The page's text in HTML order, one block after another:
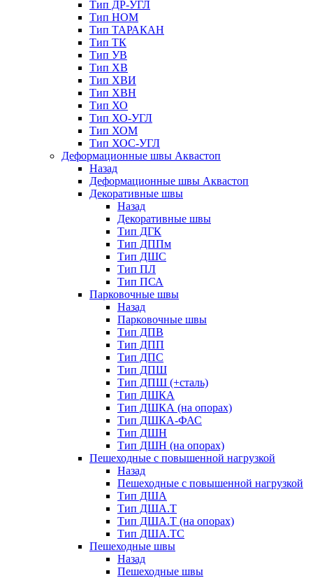
Тип ДР-УГЛ
Тип НОМ
Тип ТАРАКАН
Тип ТК
Тип УВ
Тип ХВ
Тип ХВИ
Тип ХВН
Тип ХО
Тип ХО-УГЛ
Тип ХОМ
Тип ХОС-УГЛ
Деформационные швы Аквастоп
Назад
Деформационные швы Аквастоп
Декоративные швы
Назад
Декоративные швы
Тип ДГК
Тип ДППм
Тип ДШС
Тип ПЛ
Тип ПСА
Парковочные швы
Назад
Парковочные швы
Тип ДПВ
Тип ДПП
Тип ДПС
Тип ДПШ
Тип ДПШ (+сталь)
Тип ДШКА
Тип ДШКА (на опорах)
Тип ДШКА-ФАС
Тип ДШН
Тип ДШН (на опорах)
Пешеходные с повышенной нагрузкой
Назад
Пешеходные с повышенной нагрузкой
Тип ДША
Тип ДША.Т
Тип ДША.Т (на опорах)
Тип ДША.ТС
Пешеходные швы
Назад
Пешеходные швы